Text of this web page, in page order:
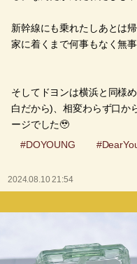
新幹線にも乗れたしあとは帰
家に着くまで何事もなく無
そしてドヨンは横浜と同様
白だから)、相変わらず口か
ージでした🥹
#DOYOUNG
2024.08.10 21:54